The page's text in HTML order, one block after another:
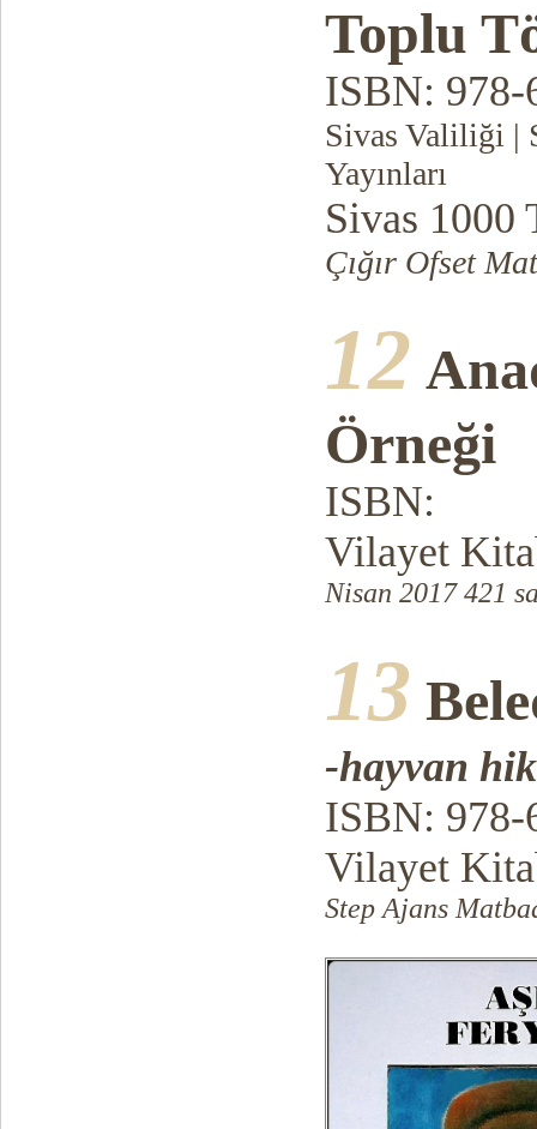
Toplu
ISBN: 978-
Sivas Valiliği |
Yayınları
Sivas 1000
Çığır Ofset
12
Örneği
ISBN:
Vilayet
Nisan 2017 421
13
-hayvan
ISBN: 978-
Vilayet
Step Ajans